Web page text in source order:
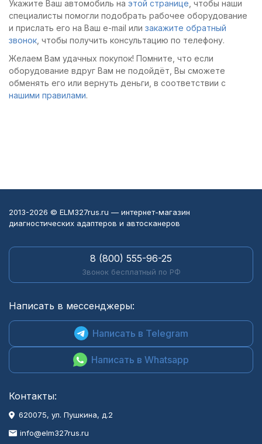
Укажите Ваш автомобиль на этой странице , чтобы наши
специалисты помогли подобрать рабочее оборудование
и прислать его на Ваш e-mail или закажите обратный
звонок , чтобы получить консультацию по телефону.
Желаем Вам удачных покупок! Помните, что если
оборудование вдруг Вам не подойдёт, Вы сможете
обменять его или вернуть деньги, в соответствии с
нашими правилами.
2013-2026 © ELM327rus.ru — интернет-магазин
диагностических адаптеров и автосканеров
8 (800) 555-96-25
Звонок бесплатный по РФ
Написать в мессенджеры:
Написать в Telegram
Написать в Whatsapp
Контакты:
620075, ул. Пушкина, д.2
info@elm327rus.ru